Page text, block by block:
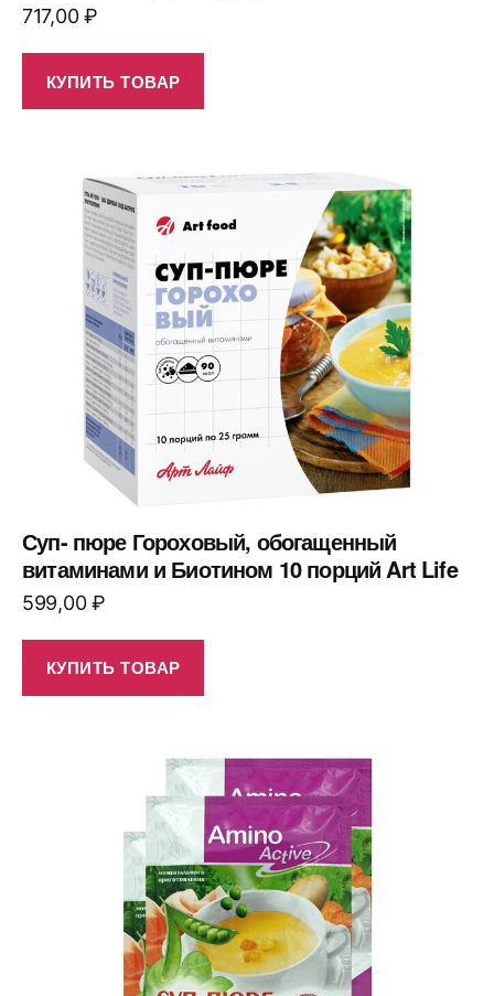
717,00₽
КУПИТЬ ТОВАР
Суп- пюре Гороховый, обогащенный
витаминами и Биотином 10 порций Art Life
599,00₽
КУПИТЬ ТОВАР